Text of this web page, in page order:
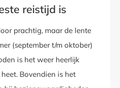
reistijd is
prachtig, maar de lente
(september t/m oktober)
is het weer heerlijk
Bovendien is het